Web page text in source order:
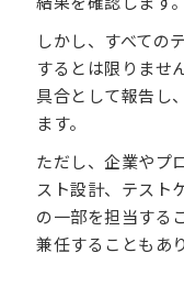
しかし、すべての
するとは限りませ
具合として報告し
ます。
ただし、企業やプ
スト設計、テスト
の一部を担当する
兼任することもあ